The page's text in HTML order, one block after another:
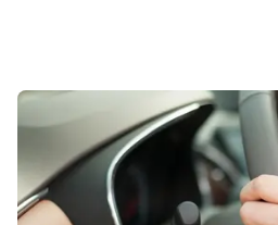
음주교통대응TF팀에서 정확한 법적
대처 방안을 알기 쉽게 정리해 드리겠